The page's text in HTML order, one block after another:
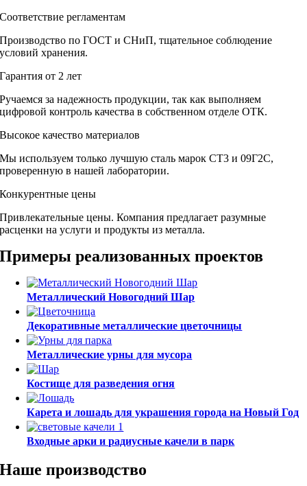
Соответствие регламентам
Производство по ГОСТ и СНиП, тщательное соблюдение
условий хранения.
Гарантия от 2 лет
Ручаемся за надежность продукции, так как выполняем
цифровой контроль качества в собственном отделе ОТК.
Высокое качество материалов
Мы используем только лучшую сталь марок СТ3 и 09Г2С,
проверенную в нашей лаборатории.
Конкурентные цены
Привлекательные цены. Компания предлагает разумные
расценки на услуги и продукты из металла.
Примеры реализованных проектов
Металлический Новогодний Шар
Декоративные металлические цветочницы
Металлические урны для мусора
Костище для разведения огня
Карета и лошадь для украшения города на Новый Год
Входные арки и радиусные качели в парк
Наше производство